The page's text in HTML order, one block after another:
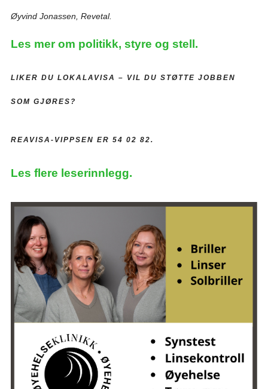
Øyvind Jonassen, Revetal.
Les mer om politikk, styre og stell.
LIKER DU LOKALAVISA – VIL DU STØTTE JOBBEN
SOM GJØRES?
REAVISA-VIPPSEN ER 54 02 82.
Les flere leserinnlegg.